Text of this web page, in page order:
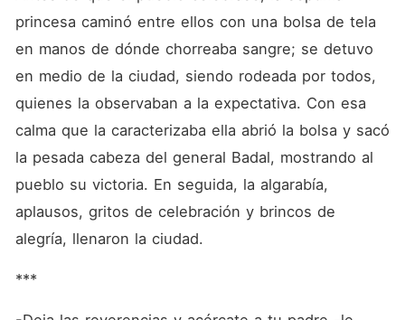
princesa caminó entre ellos con una bolsa de tela
en manos de dónde chorreaba sangre; se detuvo
en medio de la ciudad, siendo rodeada por todos,
quienes la observaban a la expectativa. Con esa
calma que la caracterizaba ella abrió la bolsa y sacó
la pesada cabeza del general Badal, mostrando al
pueblo su victoria. En seguida, la algarabía,
aplausos, gritos de celebración y brincos de
alegría, llenaron la ciudad.
***